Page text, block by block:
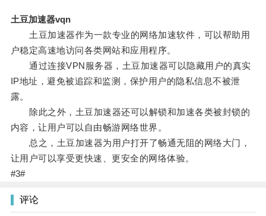
土豆加速器vqn
土豆加速器作为一款专业的网络加速软件，可以帮助用
户稳定高速地访问各类网站和应用程序。
通过连接VPN服务器，土豆加速器可以隐藏用户的真实
IP地址，避免被追踪和监测，保护用户的隐私信息不被泄
露。
除此之外，土豆加速器还可以解锁和加速各类被封锁的
内容，让用户可以自由畅游网络世界。
总之，土豆加速器为用户打开了畅通无阻的网络大门，
让用户可以享受更快速、更安全的网络体验。
#3#
评论